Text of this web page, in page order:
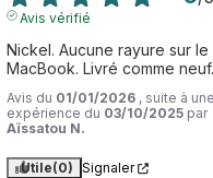
webcam intégrée,
d'exploitation macOS.
reconditionné est
Bluetooth 5.0 et
sans fil rapide
Avis vérifié
Nickel. Aucune rayure sur le
MacBook. Livré comme neuf.
Avis du 01/01/2026 , suite à
expérience du 03/10/2025 par
Aïssatou N.
Utile(0) Signaler